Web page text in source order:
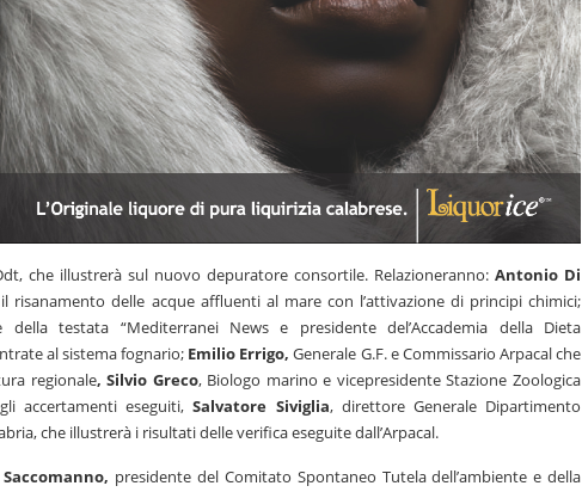
che illustrerà sul nuovo depuratore consortile. Relazioneranno: Antonio Di
delle acque affluenti al mare con l’attivazione di principi chimici;
della testata “Mediterranei News e presidente del’Accademia della Dieta
al sistema fognario; Emilio Errigo, Generale G.F. e Commissario Arpacal che
regionale, Silvio Greco, Biologo marino e vicepresidente Stazione Zoologica
accertamenti eseguiti,Salvatore Siviglia, direttore Generale Dipartimento
che illustrerà i risultati delle verifica eseguite dall’Arpacal.
presidente del Comitato Spontaneo Tutela dell’ambiente e della